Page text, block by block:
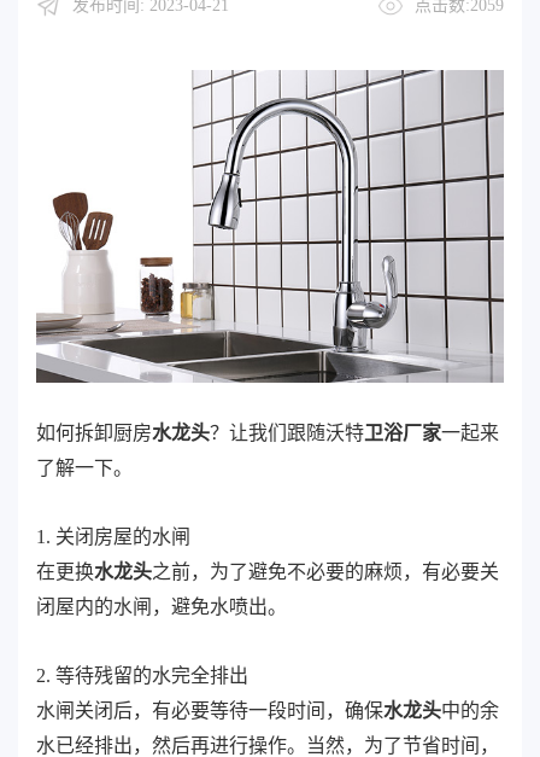
发布时间: 2023-04-21 点击数:2059
如何拆卸厨房水龙头？让我们跟随沃特卫浴厂家一起来
了解一下。
1. 关闭房屋的水闸
在更换水龙头之前，为了避免不必要的麻烦，有必要关
闭屋内的水闸，避免水喷出。
2. 等待残留的水完全排出
水闸关闭后，有必要等待一段时间，确保水龙头中的余
水已经排出，然后再进行操作。当然，为了节省时间，